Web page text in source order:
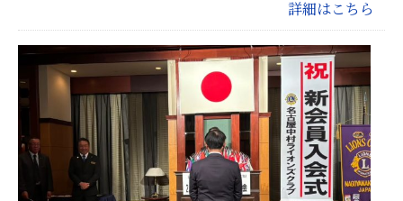
詳細はこちら